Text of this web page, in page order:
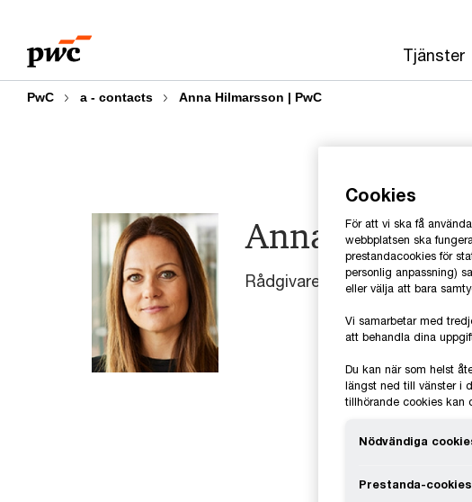
content
footer
Tjänster
PwC a - contacts Anna Hilmarsson | PwC
Anna
Rådgivare, offentlig sektor,
Cookies
För att vi ska få
webbplatsen ska
prestandacookies för
personlig anpassning)
eller välja att bara
Vi samarbetar med
att behandla dina
Du kan när som helst
längst ned till vänster i
tillhörande cookies kan
Nödvändiga
Prestanda-